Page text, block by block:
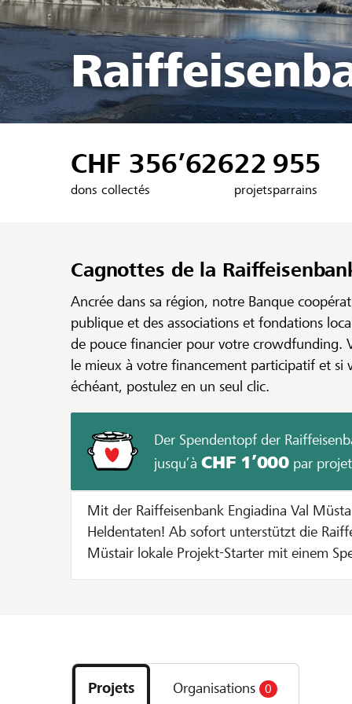
CHF 356’626
dons collectés
22
projets
955
parrains
Cagnottes de la
Ancrée dans sa région, notre Banque
publique et des associations et fondations
de pouce financier pour votre crowdfunding.
le mieux à votre financement participatif et si
échéant, postulez en un seul clic.
Der Spendentopf der
jusqu’à CHF 1’000par projet
Mit der Raiffeisenbank Engiadina Val
Heldentaten! Ab sofort unterstützt die Raiffeisenbank Engiadina Val
Müstair lokale Projekt-Starter mit einem
entweder 10 % vom Mindestbetrag erreicht
les
projets
Projets Organisations 0